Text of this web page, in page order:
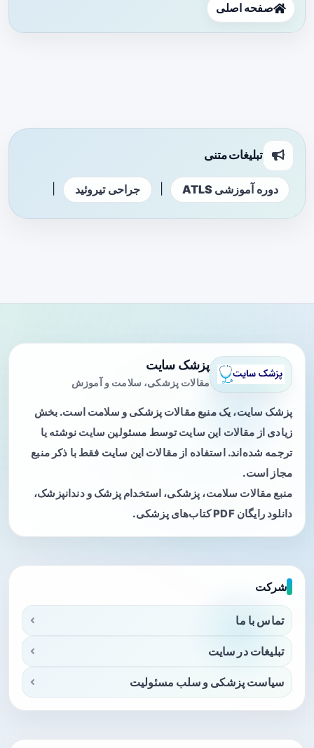
صفحه اصلی
تبلیغات متنی
دوره آموزشی ATLS جراحی تیروئید
پزشک سایت
مقالات پزشکی، سلامت و آموزش
پزشک سایت، یک منبع مقالات پزشکی و سلامت است. بخش
زیادی از مقالات این سایت توسط مسئولین سایت نوشته یا
ترجمه شده‌اند. استفاده از مقالات این سایت فقط با ذکر منبع
مجاز است.
منبع مقالات سلامت، پزشکی، استخدام پزشک و دندانپزشک،
دانلود رایگان PDF کتاب‌های پزشکی.
شرکت
تماس با ما
تبلیغات در سایت
سیاست پزشکی و سلب مسئولیت